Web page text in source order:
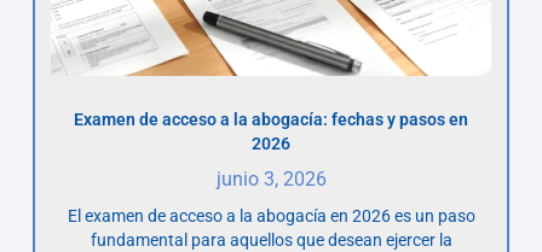
Examen de acceso a la abogacía: fechas y pasos en
2026
junio 3, 2026
El examen de acceso a la abogacía en 2026 es un paso
fundamental para aquellos que desean ejercer la